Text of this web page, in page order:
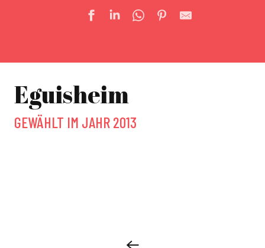
Eguisheim
GEWÄHLT IM JAHR 2013